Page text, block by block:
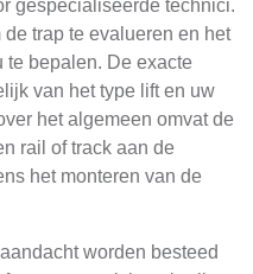
gespecialiseerde technici.
trap te evalueren en het
te bepalen. De exacte
van het type lift en uw
het algemeen omvat de
rail of track aan de
het monteren van de
worden besteed